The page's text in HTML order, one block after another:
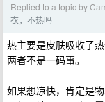
Replied to a topic by
衣，不热吗
热主要是皮肤吸收了
两者不是一码事。
如果想凉快，肯定是